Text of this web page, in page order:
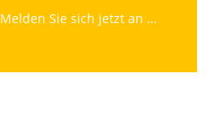
Melden Sie sich jetzt an …